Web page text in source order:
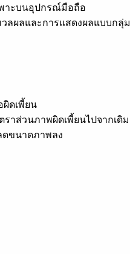
าะบนอุปกรณ์มือถือ
ลผลและการแสดงผลแบบกลุ่ม
ดเพี้ยน
าส่วนภาพผิดเพี้ยนไปจากเดิม
ดขนาดภาพลง